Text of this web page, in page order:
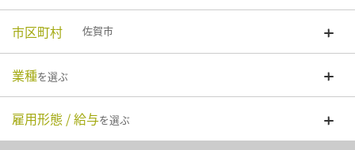
市区町村 佐賀市
業種を選ぶ
雇用形態 / 給与を選ぶ